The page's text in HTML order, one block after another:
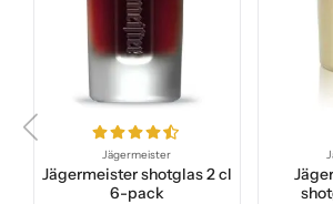
Jägermeister
Jägermeister shotglas 2 cl
6-pack